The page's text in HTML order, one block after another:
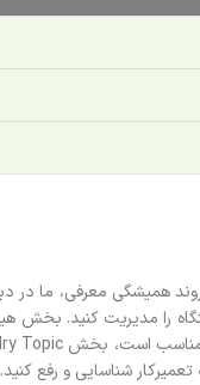
شناسایی و رفع کنید.